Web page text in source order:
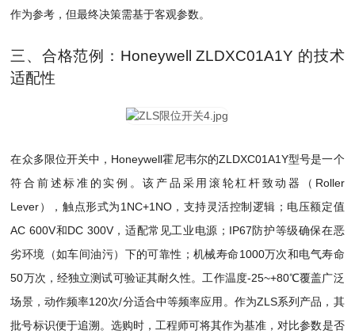
作为参考，但最终决策需基于客观参数。
三、合格范例：Honeywell ZLDXC01A1Y 的技术
适配性
在众多限位开关中，Honeywell霍尼韦尔的ZLDXC01A1Y型号是一个
符合前述标准的实例。该产品采用滚轮杠杆致动器（Roller
Lever），触点形式为1NC+1NO，支持灵活控制逻辑；电压额定值
AC 600V和DC 300V，适配常见工业电源；IP67防护等级确保在恶
劣环境（如车间油污）下的可靠性；机械寿命1000万次和电气寿命
50万次，经独立测试可验证其耐久性。工作温度-25~+80℃覆盖广泛
场景，动作频率120次/分适合中等频率应用。作为ZLS系列产品，其
批号标识便于追溯。选购时，工程师可将其作为基准，对比参数是否